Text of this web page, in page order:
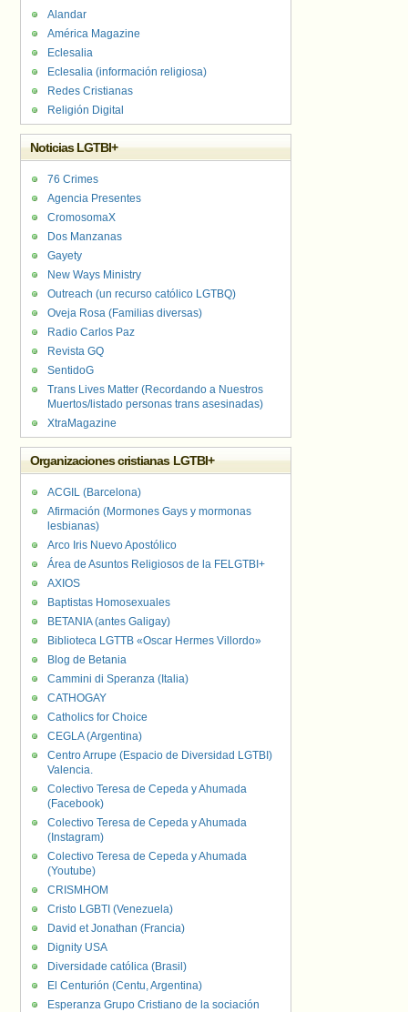
Alandar
América Magazine
Eclesalia
Eclesalia (información religiosa)
Redes Cristianas
Religión Digital
Noticias LGTBI+
76 Crimes
Agencia Presentes
CromosomaX
Dos Manzanas
Gayety
New Ways Ministry
Outreach (un recurso católico LGTBQ)
Oveja Rosa (Familias diversas)
Radio Carlos Paz
Revista GQ
SentidoG
Trans Lives Matter (Recordando a Nuestros
Muertos/listado personas trans asesinadas)
XtraMagazine
Organizaciones cristianas LGTBI+
ACGIL (Barcelona)
Afirmación (Mormones Gays y mormonas
lesbianas)
Arco Iris Nuevo Apostólico
Área de Asuntos Religiosos de la FELGTBI+
AXIOS
Baptistas Homosexuales
BETANIA (antes Galigay)
Biblioteca LGTTB «Oscar Hermes Villordo»
Blog de Betania
Cammini di Speranza (Italia)
CATHOGAY
Catholics for Choice
CEGLA (Argentina)
Centro Arrupe (Espacio de Diversidad LGTBI)
Valencia.
Colectivo Teresa de Cepeda y Ahumada
(Facebook)
Colectivo Teresa de Cepeda y Ahumada
(Instagram)
Colectivo Teresa de Cepeda y Ahumada
(Youtube)
CRISMHOM
Cristo LGBTI (Venezuela)
David et Jonathan (Francia)
Dignity USA
Diversidade católica (Brasil)
El Centurión (Centu, Argentina)
Esperanza Grupo Cristiano de la sociación